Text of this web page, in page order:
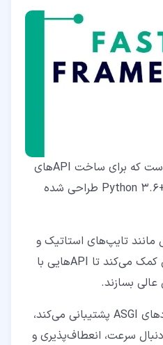
یک فریمورک مدرن و سریع است که برای ساخت API‌های
با عملکرد بالا با استفاده از +Python 3.6 طراحی شده
مانند تایپ‌های استاتیک و
اسنکرون، به توسعه‌دهندگان کمک می‌کند تا API‌هایی با
عالی بسازند.
این فریمورک، که از استانداردهای ASGI پشتیبانی می‌کند،
سرعت، انعطاف‌پذیری و